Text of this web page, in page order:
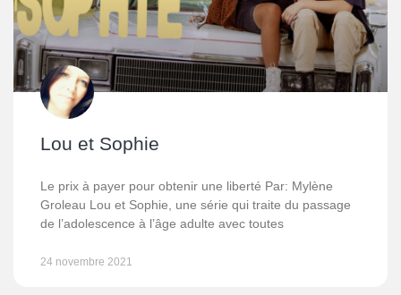
Lou et Sophie
Le prix à payer pour obtenir une liberté Par: Mylène
Groleau Lou et Sophie, une série qui traite du passage
de l’adolescence à l’âge adulte avec toutes
24 novembre 2021